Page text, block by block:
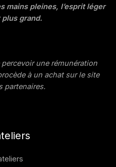
mains pleines, l’esprit léger
grand.
une rémunération
à un achat sur le site
partenaires.